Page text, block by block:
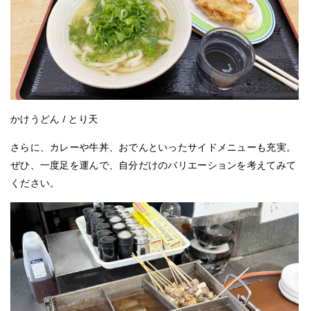
かけうどん / とり天
さらに、カレーや牛丼、おでんといったサイドメニューも充実。
ぜひ、一度足を運んで、自分だけのバリエーションを考えてみて
ください。